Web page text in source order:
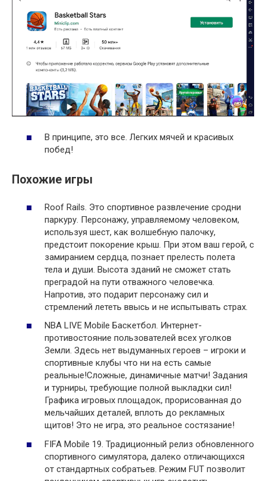
В принципе, это все. Легких мячей и красивых
побед!
Похожие игры
Roof Rails. Это спортивное развлечение сродни
паркуру. Персонажу, управляемому человеком,
используя шест, как волшебную палочку,
предстоит покорение крыш. При этом ваш герой, с
замиранием сердца, познает прелесть полета
тела и души. Высота зданий не сможет стать
преградой на пути отважного человечка.
Напротив, это подарит персонажу сил и
стремлений лететь ввысь и не испытывать страх.
NBA LIVE Mobile Баскетбол. Интернет-
противостояние пользователей всех уголков
Земли. Здесь нет выдуманных героев – игроки и
спортивные клубы что ни на есть самые
реальные!Сложные, динамичные матчи! Задания
и турниры, требующие полной выкладки сил!
Графика игровых площадок, прорисованная до
мельчайших деталей, вплоть до рекламных
щитов! Это не игра, это реальное состязание!
FIFA Mobile 19. Традиционный релиз обновленного
спортивного симулятора, далеко отличающихся
от стандартных собратьев. Режим FUT позволит